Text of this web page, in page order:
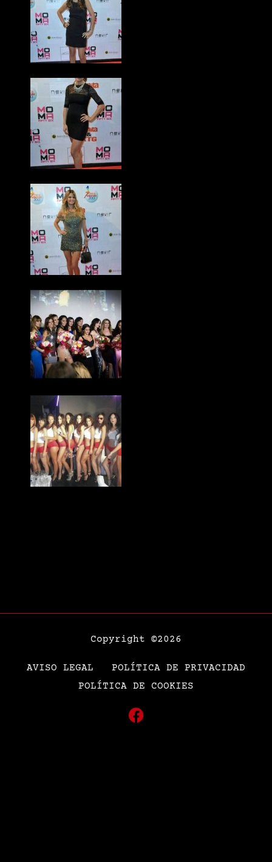
Copyright ©2026
AVISO LEGAL
POLÍTICA DE PRIVACIDAD
POLÍTICA DE COOKIES